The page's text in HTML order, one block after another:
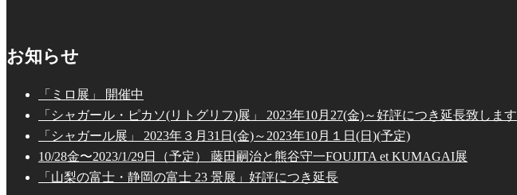
お知らせ
「ミロ展」 開催中
「シャガール・ピカソ(リトグリフ)展」 2023年10月27(金)～好評につき延長致します
「シャガール展」 2023年３月31日(金)～2023年10月１日(日)(予定)
10/28金〜2023/1/29日（予定） 藤田嗣治と熊谷守一FOUJITA et KUMAGAI展
「山梨の富士・静岡の富士 23 景展」好評につき延長